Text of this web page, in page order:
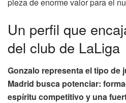
Un perfil que
del club de LaLiga
Gonzalo representa el tipo de
Madrid busca potenciar:
espíritu competitivo y una